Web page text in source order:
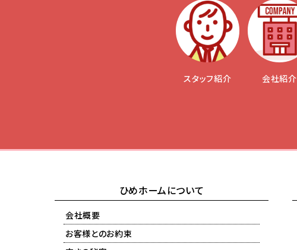
スタッフ紹介 会社紹介
ひめホームについて
会社概要
お客様とのお約束